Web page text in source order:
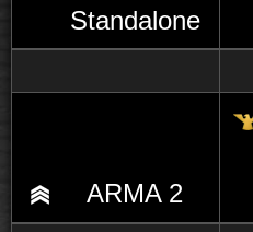
Standalone
ARMA 2